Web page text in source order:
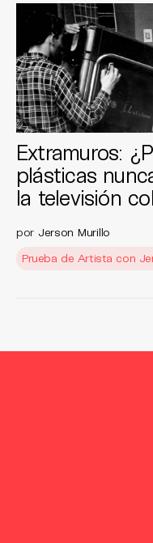
Extramuros:
plásticas
la televisión
por Jerson Murillo
Prueba de Artista con